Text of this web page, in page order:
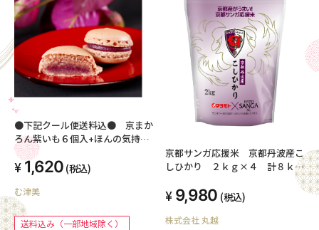
●下記クール便送料込● 京まか
ろん紫いも６個入+ほんの気持ち
の応援プチギフト 京都サンガ
F.C.応援企画限定！
1,620 (税込)
む津美
送料込み（一部地域除く）
京都サンガ応援米 京都丹波産こ
しひかり ２ｋｇ×４ 計８ｋｇ
9,980 (税込)
株式会社 丸越